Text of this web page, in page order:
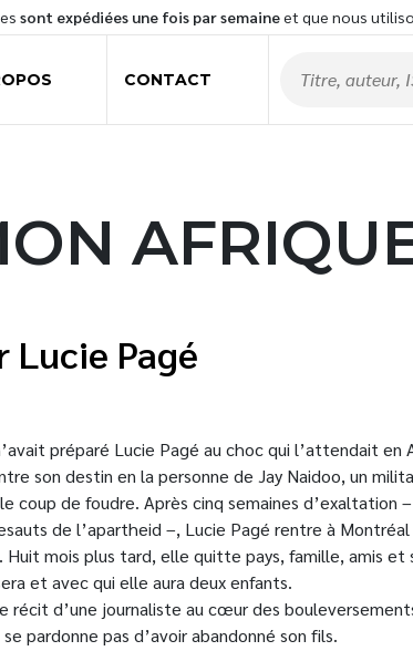
sont expédiées une fois par semaineet que nous
CONTACT
Lucie Pagé
préparé Lucie Pagé au choc qui l’attendait
son destin en la personne de Jay Naidoo, un
coup de foudre. Après cinq semaines
de l’apartheid –, Lucie Pagé rentre à
Huit mois plus tard, elle quitte pays, famille, amis
et avec qui elle aura deux enfants.
récit d’une journaliste au cœur des
pardonne pas d’avoir abandonné son fils.